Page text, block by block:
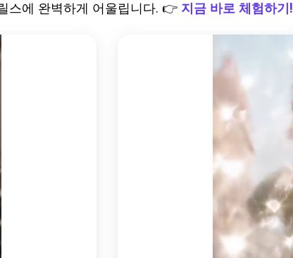
스에 완벽하게 어울립니다. 👉 지금 바로 체험하기!